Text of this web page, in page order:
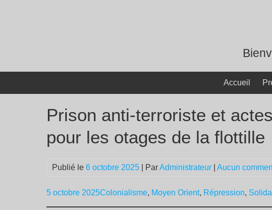
Accueil
Prison anti-terroriste et
pour les otages de la flottille
Publié le 6 octobre 2025 | ParAdministrateur Aucun
5 octobre 2025Colonialisme, Moyen Orient, Répression,